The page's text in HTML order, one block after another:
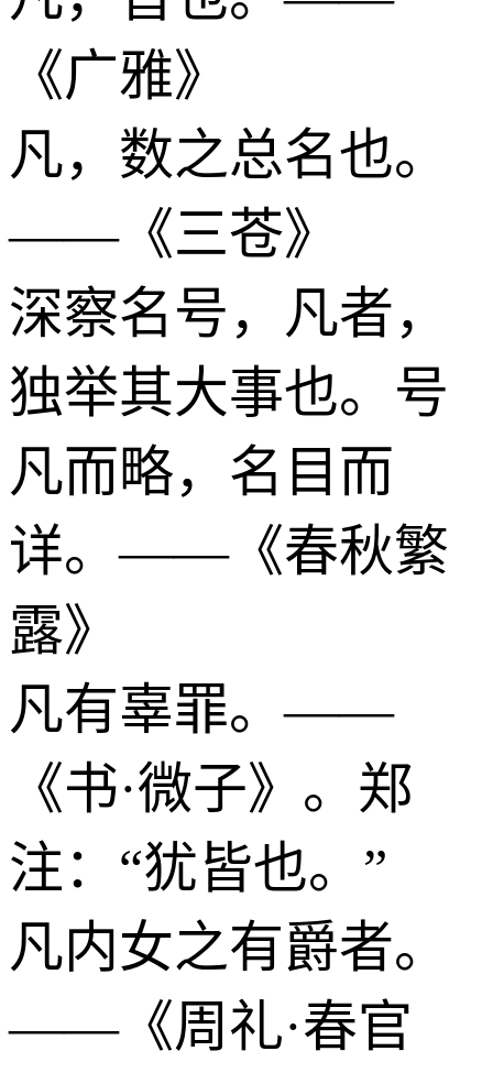
《广雅》
凡，数之总名也。
——《三苍》
深察名号，凡者，
独举其大事也。号
凡而略，名目而
详。——《春秋繁
露》
凡有辜罪。——
《书·微子》。郑
注：“犹皆也。”
凡内女之有爵者。
——《周礼·春官